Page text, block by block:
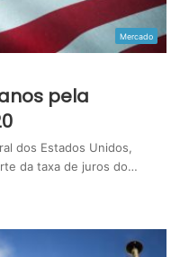
Mercado
pela
dos Estados Unidos,
da taxa de juros do…